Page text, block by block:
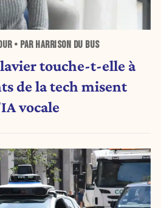
• PAR HARRISON DU BUS
touche-t-elle à
de la tech misent
vocale